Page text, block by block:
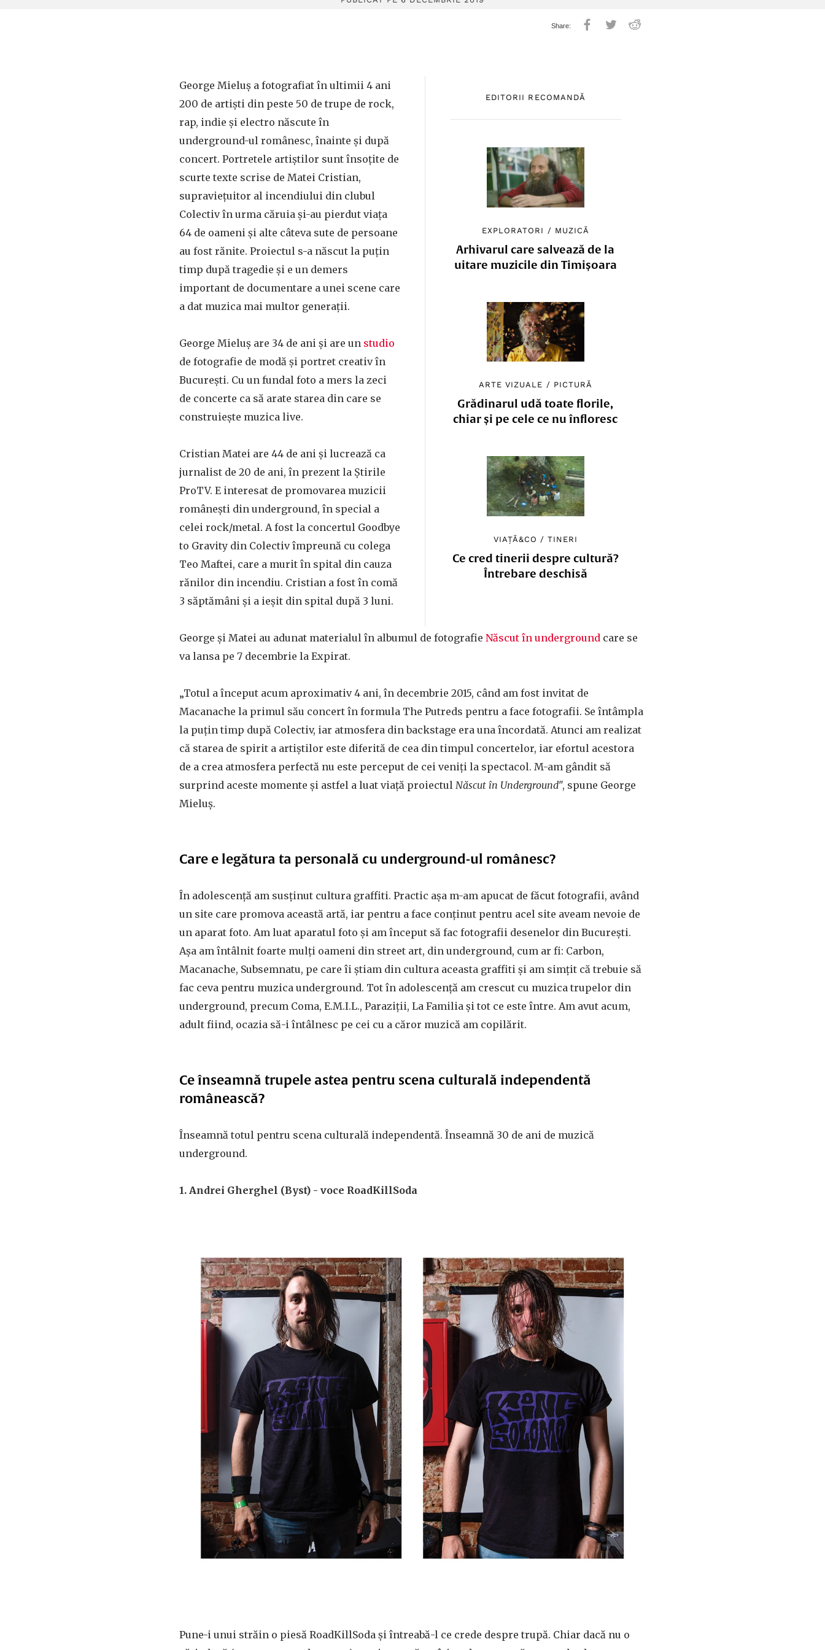
EDITORII RECOMANDĂ
EXPLORATORI / MUZICĂ
Arhivarul care salvează de la
uitare muzicile din Timișoara
ARTE VIZUALE / PICTURĂ
Grădinarul udă toate florile,
chiar și pe cele ce nu înfloresc
VIAȚĂ&CO /TINERI
Ce cred tinerii despre cultură?
Întrebare deschisă
George Mieluș a fotografiat în ultimii 4 ani
200 de artiști din peste 50 de trupe de rock,
rap, indie și electro născute în
underground-ul românesc, înainte și după
concert. Portretele artiștilor sunt însoțite de
scurte texte scrise de Matei Cristian,
supraviețuitor al incendiului din clubul
Colectiv în urma căruia și-au pierdut viața
64 de oameni și alte câteva sute de persoane
au fost rănite. Proiectul s-a născut la puțin
timp după tragedie și e un demers
important de documentare a unei scene care
a dat muzica mai multor generații.
George Mieluș are 34 de ani și are un studio
de fotografie de modă și portret creativ în
București. Cu un fundal foto a mers la zeci
de concerte ca să arate starea din care se
construiește muzica live.
Cristian Matei are 44 de ani și lucrează ca
jurnalist de 20 de ani, în prezent la Știrile
ProTV. E interesat de promovarea muzicii
românești din underground, în special a
celei rock/metal. A fost la concertul Goodbye
to Gravity din Colectiv împreună cu colega
Teo Maftei, care a murit în spital din cauza
rănilor din incendiu. Cristian a fost în comă
3 săptămâni și a ieșit din spital după 3 luni.
George și Matei au adunat materialul în albumul de fotografie Născut în underground care se
va lansa pe 7 decembrie la Expirat.
„Totul a început acum aproximativ 4 ani, în decembrie 2015, când am fost invitat de
Macanache la primul său concert în formula The Putreds pentru a face fotografii. Se întâmpla
la puțin timp după Colectiv, iar atmosfera din backstage era una încordată. Atunci am realizat
că starea de spirit a artiștilor este diferită de cea din timpul concertelor, iar efortul acestora
de a crea atmosfera perfectă nu este perceput de cei veniți la spectacol. M-am gândit să
surprind aceste momente și astfel a luat viață proiectul Născut în Underground", spune George
Mieluș.
Care e legătura ta personală cu underground-ul românesc?
În adolescență am susținut cultura graffiti. Practic așa m-am apucat de făcut fotografii, având
un site care promova această artă, iar pentru a face conținut pentru acel site aveam nevoie de
un aparat foto. Am luat aparatul foto și am început să fac fotografii desenelor din București.
Așa am întâlnit foarte mulți oameni din street art, din underground, cum ar fi: Carbon,
Macanache, Subsemnatu, pe care îi știam din cultura aceasta graffiti și am simțit că trebuie să
fac ceva pentru muzica underground. Tot în adolescență am crescut cu muzica trupelor din
underground, precum Coma, E.M.I.L., Paraziții, La Familia și tot ce este între. Am avut acum,
adult fiind, ocazia să-i întâlnesc pe cei cu a căror muzică am copilărit.
Ce înseamnă trupele astea pentru scena culturală independentă
românească?
Înseamnă totul pentru scena culturală independentă. Înseamnă 30 de ani de muzică
underground.
1. Andrei Gherghel (Byst) - voce RoadKillSoda
Pune-i unui străin o piesă RoadKillSoda și întreabă-l ce crede despre trupă. Chiar dacă nu o